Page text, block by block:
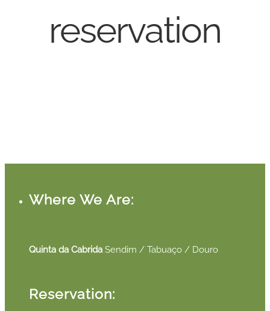
reservation
Where We Are:
Quinta da Cabrida Sendim / Tabuaço / Douro
Reservation: